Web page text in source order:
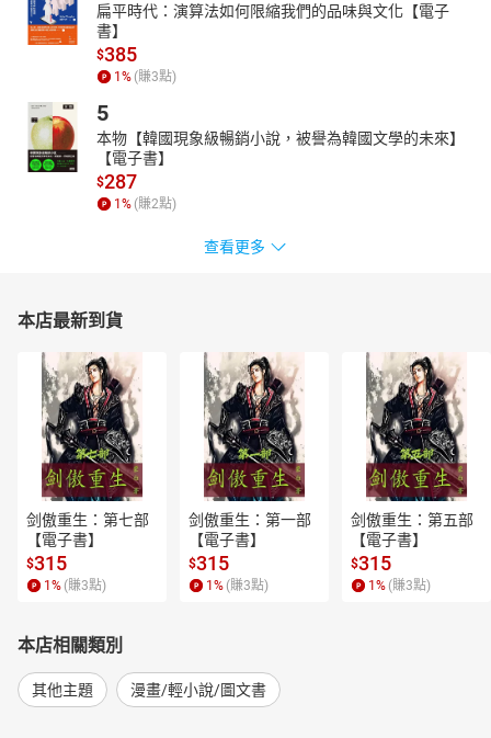
扁平時代：演算法如何限縮我們的品味與文化【電子
書】
$385
1% (賺3點)
5
本物【韓國現象級暢銷小說，被譽為韓國文學的未來】
【電子書】
$287
1% (賺2點)
查看更多
本店最新到貨
剑傲重生：第七部
【電子書】
$315
1 % (賺3點)
剑傲重生：第一部
【電子書】
$315
1 % (賺3點)
剑傲重生：第五部
【電子書】
$315
1 % (賺3點)
本店相關類別
其他主題 漫畫/輕小說/圖文書